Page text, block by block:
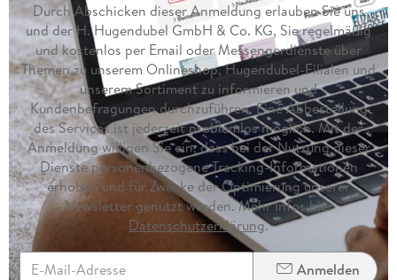
Durch Abschicken dieser Anmeldung erlauben Sie uns
und der H. Hugendubel GmbH & Co. KG, Sie regelmäßig
und kostenlos per Email oder Messengerdienste über
Themen zu unserem Onlineshop, Hugendubel-Filialen und
unserem Sortiment zu informieren und
Kundenbefragungen durchzuführen. Eine Abbestellung
des Services ist jederzeit problemlos möglich. Mit der
Anmeldung willigen Sie ein, dass bei der Nutzung dieser
Dienste personenbezogene Tracking-Informationen
erhoben und für Zwecke der Optimierung unserer
Newsletter genutzt werden. Mehr Infos hier
Datenschutzerklärung.
Anmelden